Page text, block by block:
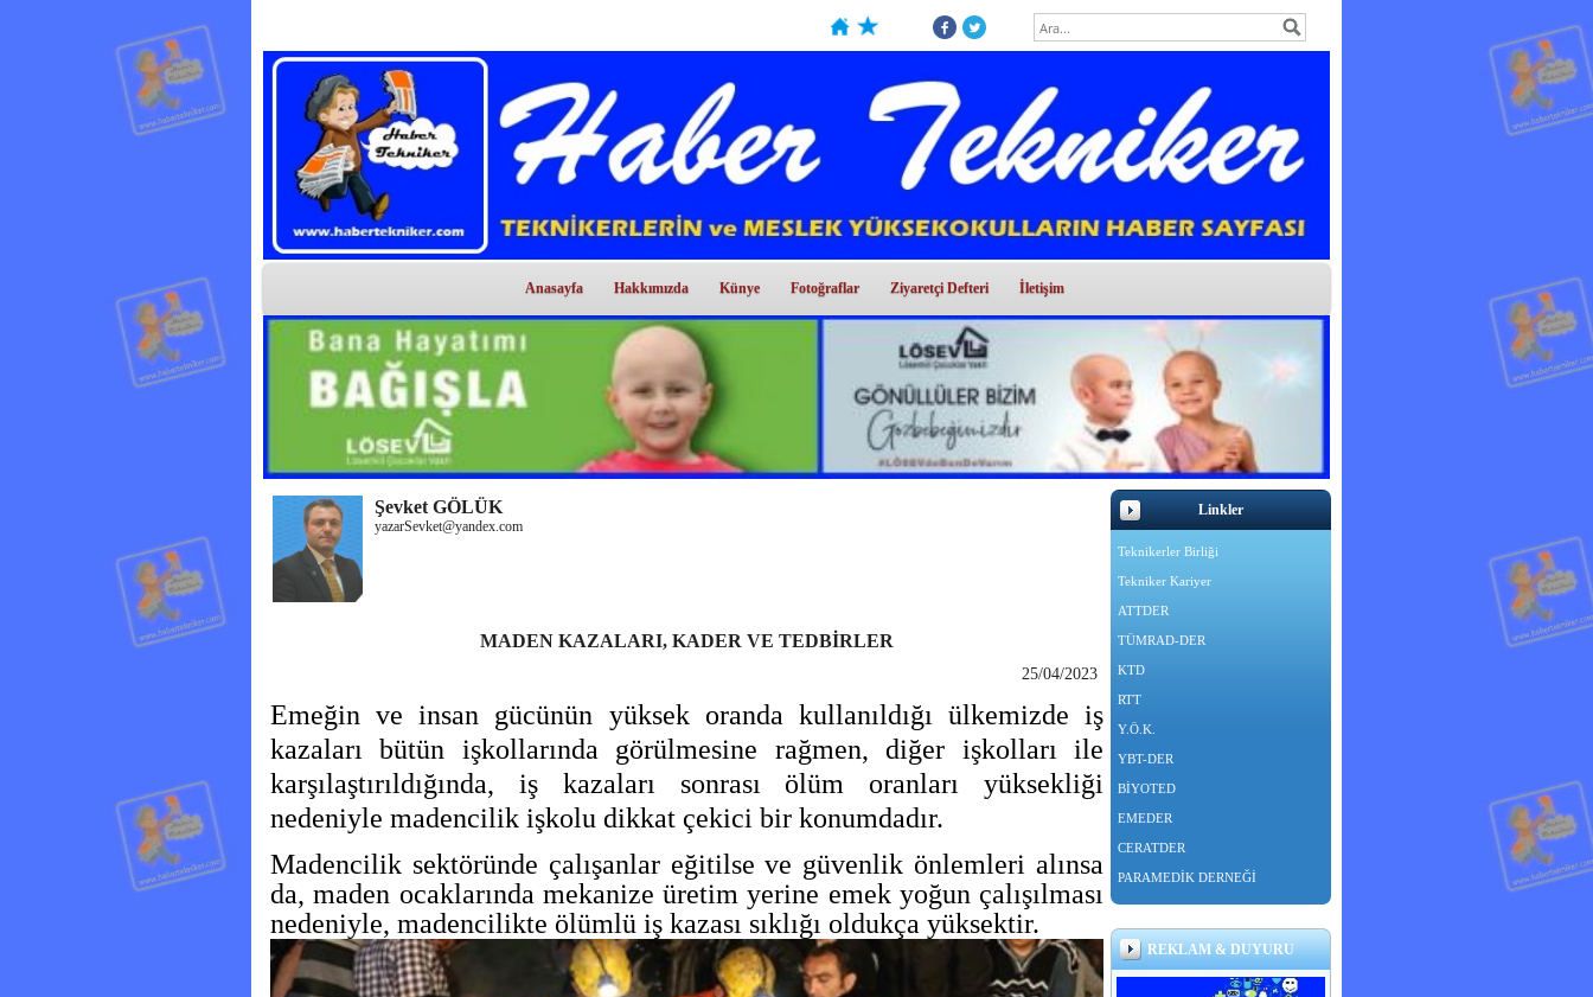
Anasayfa Hakkımızda Künye Fotoğraflar Ziyaretçi Defteri İletişim
Şevket GÖLÜK
yazarSevket@yandex.com
MADEN KAZALARI, KADER VE TEDBİRLER
25/04/2023
Emeğin ve insan gücünün yüksek oranda kullanıldığı ülkemizde iş
kazaları bütün işkollarında görülmesine rağmen, diğer işkolları ile
karşılaştırıldığında, iş kazaları sonrası ölüm oranları yüksekliği
nedeniyle madencilik işkolu dikkat çekici bir konumdadır.
Madencilik sektöründe çalışanlar eğitilse ve güvenlik önlemleri alınsa
da, maden ocaklarında mekanize üretim yerine emek yoğun çalışılması
nedeniyle, madencilikte ölümlü iş kazası sıklığı oldukça yüksektir.
Linkler
Teknikerler Birliği
Tekniker Kariyer
ATTDER
TÜMRAD-DER
KTD
RTT
Y.Ö.K.
YBT-DER
BİYOTED
EMEDER
CERATDER
PARAMEDİK DERNEĞİ
REKLAM & DUYURU